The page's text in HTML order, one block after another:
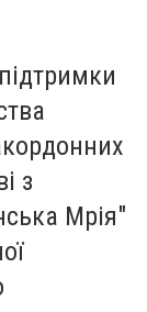
з
Мрія"